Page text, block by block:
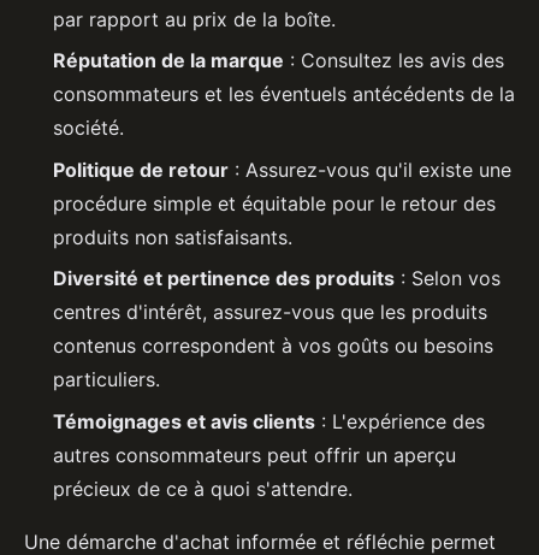
par rapport au prix de la boîte.
Réputation de la marque : Consultez les avis des
consommateurs et les éventuels antécédents de la
société.
Politique de retour : Assurez-vous qu'il existe une
procédure simple et équitable pour le retour des
produits non satisfaisants.
Diversité et pertinence des produits : Selon vos
centres d'intérêt, assurez-vous que les produits
contenus correspondent à vos goûts ou besoins
particuliers.
Témoignages et avis clients : L'expérience des
autres consommateurs peut offrir un aperçu
précieux de ce à quoi s'attendre.
Une démarche d'achat informée et réfléchie permet